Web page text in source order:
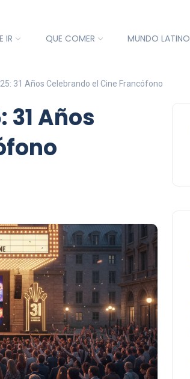
IR QUE COMER MUNDO LATINO
31 Años Celebrando el Cine Francófono
31 Años